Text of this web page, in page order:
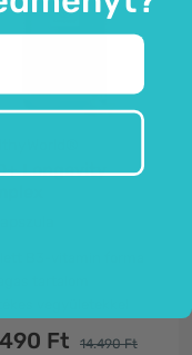
Longevity
Ft 14.490 Ft